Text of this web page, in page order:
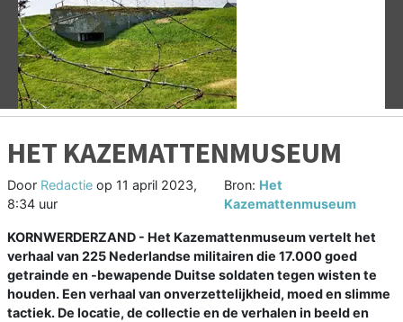
Vorige
HET KAZEMATTENMUSEUM
Door Redactie op 11 april 2023,
8:34 uur
Bron: Het
Kazemattenmuseum
KORNWERDERZAND - Het Kazemattenmuseum vertelt het
verhaal van 225 Nederlandse militairen die 17.000 goed
getrainde en -bewapende Duitse soldaten tegen wisten te
houden. Een verhaal van onverzettelijkheid, moed en slimme
tactiek. De locatie, de collectie en de verhalen in beeld en